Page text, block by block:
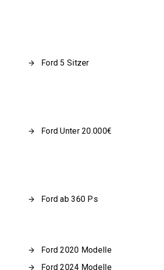
Ford 5 Sitzer
Ford Unter 20.000€
Ford ab 360 Ps
Ford 2020 Modelle
Ford 2024 Modelle